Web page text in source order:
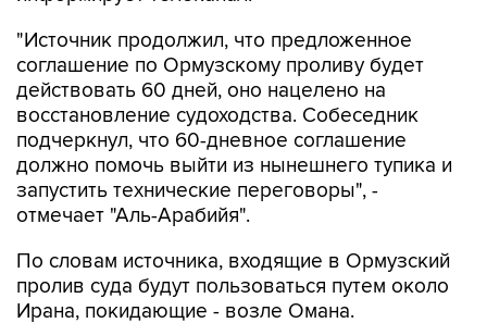
"Источник продолжил, что предложенное
соглашение по Ормузскому проливу будет
действовать 60 дней, оно нацелено на
восстановление судоходства. Собеседник
подчеркнул, что 60-дневное соглашение
должно помочь выйти из нынешнего тупика и
запустить технические переговоры", -
отмечает "Аль-Арабийя".
По словам источника, входящие в Ормузский
пролив суда будут пользоваться путем около
Ирана, покидающие - возле Омана.